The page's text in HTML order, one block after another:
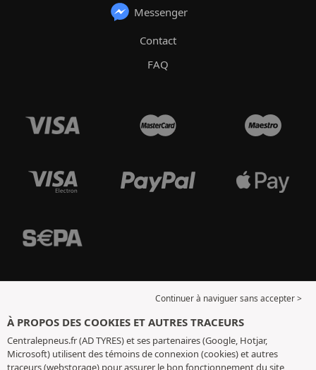
Messenger
Contact
FAQ
Continuer à naviguer sans accepter >
À PROPOS DES COOKIES ET AUTRES TRACEURS
Centralepneus.fr (AD TYRES) et ses partenaires (Google, Hotjar,
Microsoft) utilisent des témoins de connexion (cookies) et autres
traceurs (webstorage) pour assurer le bon fonctionnement du site,